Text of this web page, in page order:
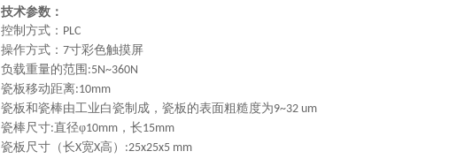
技术参数：
控制方式： PLC
操作方式： 7寸彩色触摸屏
负载重量的范围 :5N~360N
瓷板移动距离:10mm
瓷板和瓷棒由工业白瓷制成，瓷板的表面粗糙度为9~32 um
瓷棒尺寸:直径φ10mm ，长15mm
瓷板尺寸（长X宽X高） :25x25x5 mm